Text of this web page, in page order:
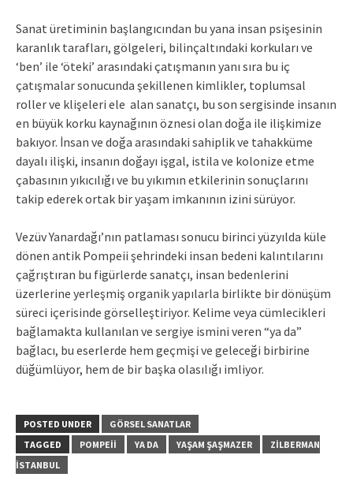
Sanat üretiminin başlangıcından bu yana insan psişesinin
karanlık tarafları, gölgeleri, bilinçaltındaki korkuları ve
‘ben’ ile ‘öteki’ arasındaki çatışmanın yanı sıra bu iç
çatışmalar sonucunda şekillenen kimlikler, toplumsal
roller ve klişeleri ele alan sanatçı, bu son sergisinde insanın
en büyük korku kaynağının öznesi olan doğa ile ilişkimize
bakıyor. İnsan ve doğa arasındaki sahiplik ve tahakküme
dayalı ilişki, insanın doğayı işgal, istila ve kolonize etme
çabasının yıkıcılığı ve bu yıkımın etkilerinin sonuçlarını
takip ederek ortak bir yaşam imkanının izini sürüyor.
Vezüv Yanardağı’nın patlaması sonucu birinci yüzyılda küle
dönen antik Pompeii şehrindeki insan bedeni kalıntılarını
çağrıştıran bu figürlerde sanatçı, insan bedenlerini
üzerlerine yerleşmiş organik yapılarla birlikte bir dönüşüm
süreci içerisinde görselleştiriyor. Kelime veya cümlecikleri
bağlamakta kullanılan ve sergiye ismini veren “ya da”
bağlacı, bu eserlerde hem geçmişi ve geleceği birbirine
düğümlüyor, hem de bir başka olasılığı imliyor.
POSTED UNDER
GÖRSEL SANATLAR
TAGGED
POMPEII YA DA YAŞAM ŞAŞMAZER
ZILBERMAN
İSTANBUL